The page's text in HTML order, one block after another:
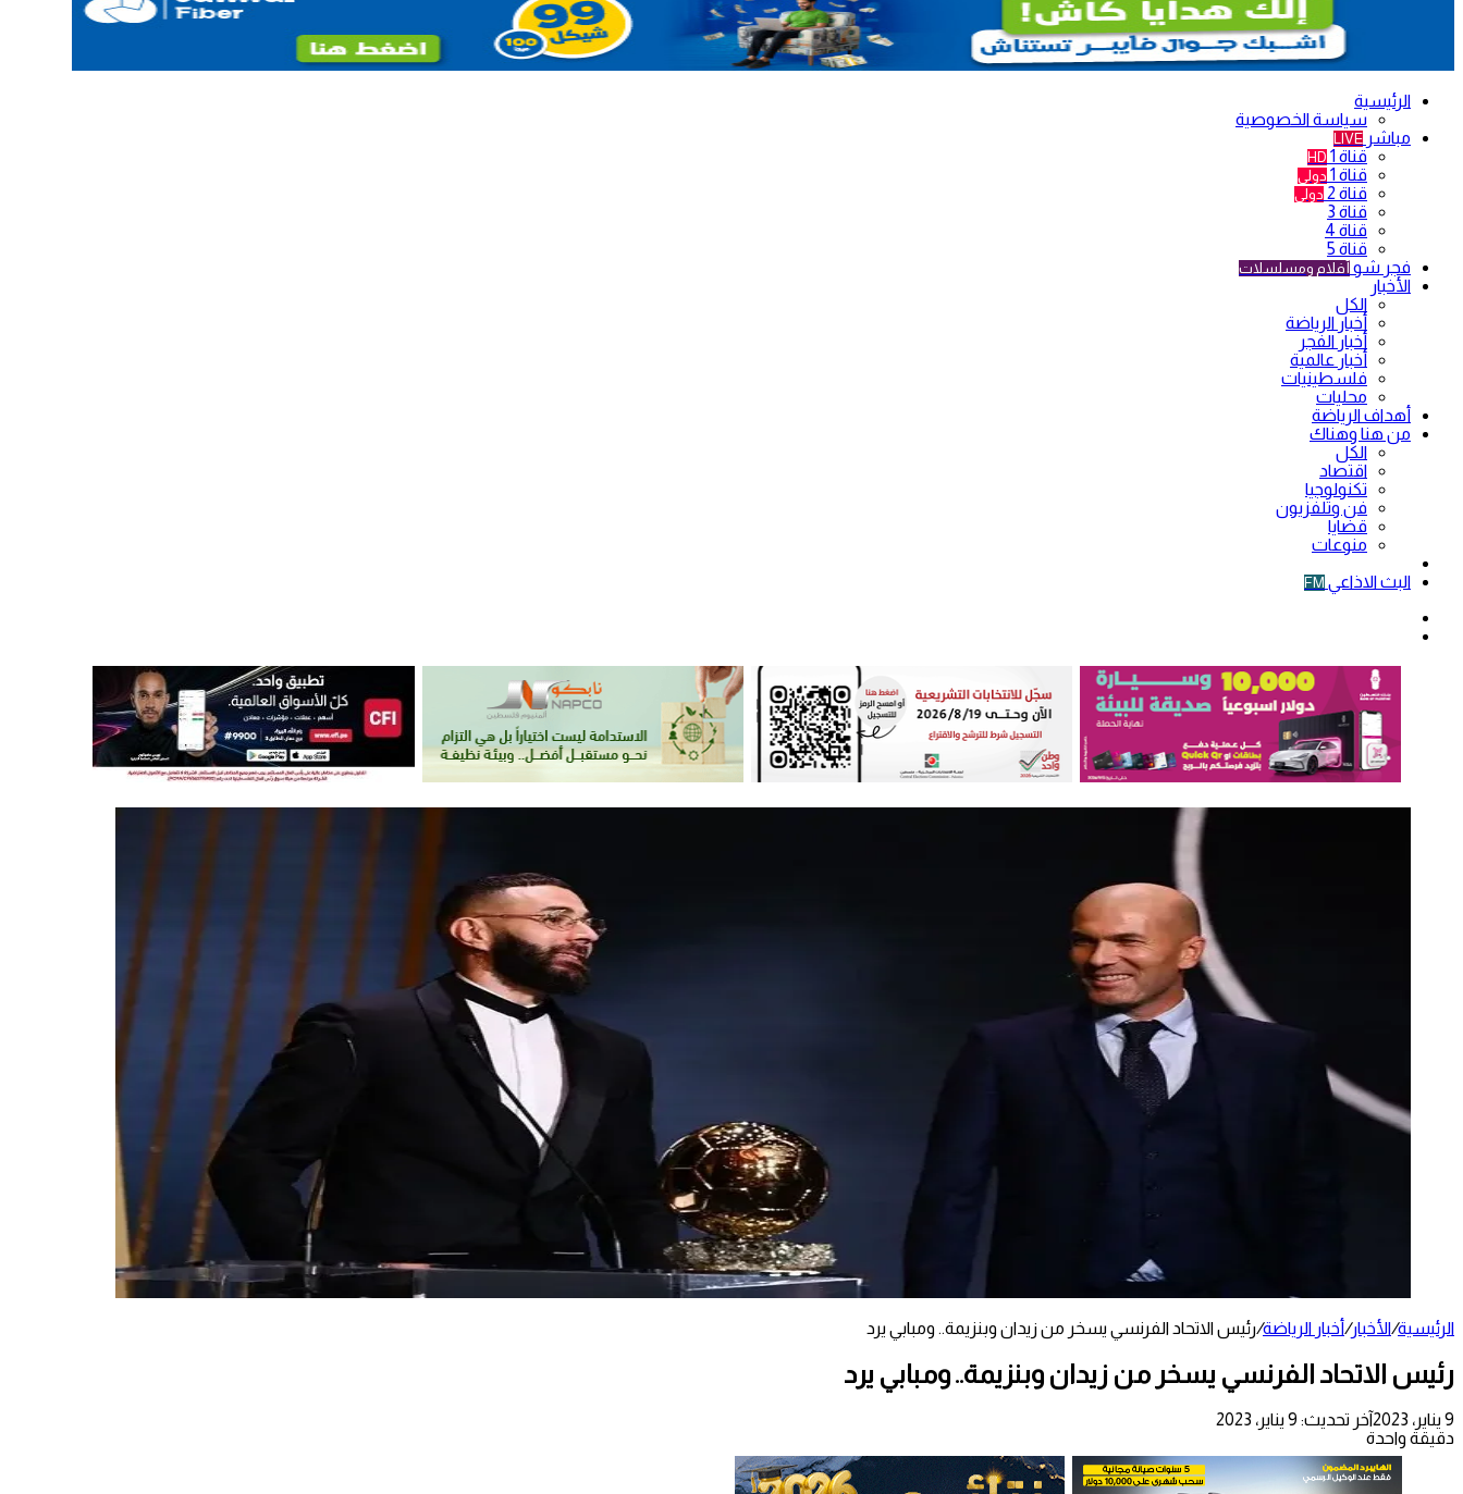
الرئيسية
سياسة الخصوصية
مباشر LIVE
قناة 1 HD
قناة 1 دولي
قناة 2 دولي
قناة 3
قناة 4
قناة 5
فجر شو أفلام ومسلسلات
الأخبار
الكل
أخبار الرياضة
أخبار الفجر
أخبار عالمية
فلسطينيات
محليات
أهداف الرياضة
من هنا وهناك
الكل
اقتصاد
تكنولوجيا
فن وتلفزيون
قضايا
منوعات
البث الاذاعي FM
الرئيسية/الأخبار/أخبار الرياضة/رئيس الاتحاد الفرنسي يسخر من زيدان وبنزيمة.. ومبابي يرد
رئيس الاتحاد الفرنسي يسخر من زيدان وبنزيمة.. ومبابي يرد
9 يناير، 2023
آخر تحديث: 9 يناير، 2023
دقيقة واحدة